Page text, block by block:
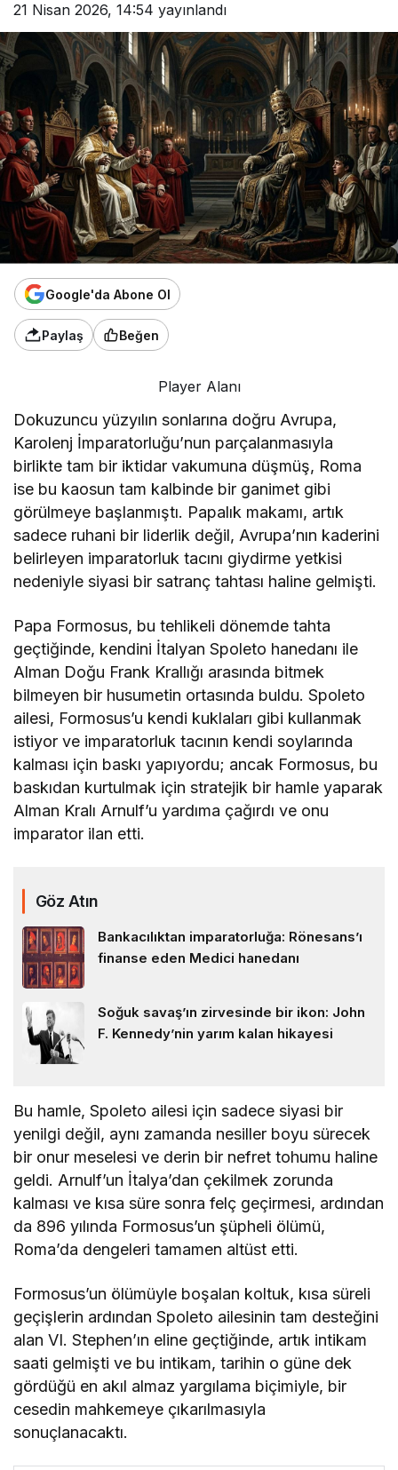
21 Nisan 2026, 14:54 yayınlandı
Google'da Abone Ol
Paylaş Beğen
Player Alanı
Dokuzuncu yüzyılın sonlarına doğru Avrupa,
Karolenj İmparatorluğu’nun parçalanmasıyla
birlikte tam bir iktidar vakumuna düşmüş, Roma
ise bu kaosun tam kalbinde bir ganimet gibi
görülmeye başlanmıştı. Papalık makamı, artık
sadece ruhani bir liderlik değil, Avrupa’nın kaderini
belirleyen imparatorluk tacını giydirme yetkisi
nedeniyle siyasi bir satranç tahtası haline gelmişti.
Papa Formosus, bu tehlikeli dönemde tahta
geçtiğinde, kendini İtalyan Spoleto hanedanı ile
Alman Doğu Frank Krallığı arasında bitmek
bilmeyen bir husumetin ortasında buldu. Spoleto
ailesi, Formosus’u kendi kuklaları gibi kullanmak
istiyor ve imparatorluk tacının kendi soylarında
kalması için baskı yapıyordu; ancak Formosus, bu
baskıdan kurtulmak için stratejik bir hamle yaparak
Alman Kralı Arnulf’u yardıma çağırdı ve onu
imparator ilan etti.
Göz Atın
Bankacılıktan imparatorluğa: Rönesans’ı
finanse eden Medici hanedanı
Soğuk savaş’ın zirvesinde bir ikon: John
F. Kennedy’nin yarım kalan hikayesi
Bu hamle, Spoleto ailesi için sadece siyasi bir
yenilgi değil, aynı zamanda nesiller boyu sürecek
bir onur meselesi ve derin bir nefret tohumu haline
geldi. Arnulf’un İtalya’dan çekilmek zorunda
kalması ve kısa süre sonra felç geçirmesi, ardından
da 896 yılında Formosus’un şüpheli ölümü,
Roma’da dengeleri tamamen altüst etti.
Formosus’un ölümüyle boşalan koltuk, kısa süreli
geçişlerin ardından Spoleto ailesinin tam desteğini
alan VI. Stephen’ın eline geçtiğinde, artık intikam
saati gelmişti ve bu intikam, tarihin o güne dek
gördüğü en akıl almaz yargılama biçimiyle, bir
cesedin mahkemeye çıkarılmasıyla
sonuçlanacaktı.